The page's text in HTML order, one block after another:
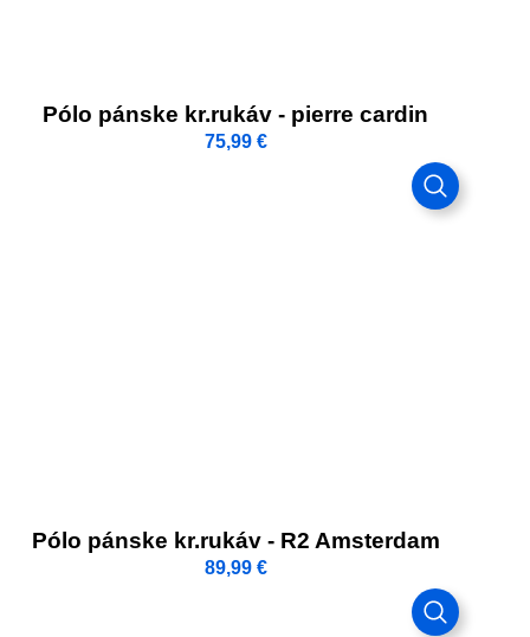
Pólo pánske kr.rukáv - pierre cardin
75,99 €
Pólo pánske kr.rukáv - R2 Amsterdam
89,99 €